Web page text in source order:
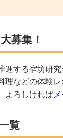
募集！
進する宿坊研
理などの体験
よろしければ
覧